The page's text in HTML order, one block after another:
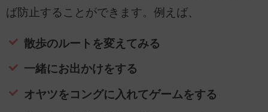
ば防止することができます。例えば、
散歩のルートを変えてみる
一緒にお出かけをする
オヤツをコングに入れてゲームをする